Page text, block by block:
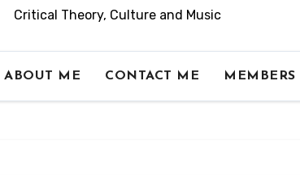
Critical Theory, Culture and Music
ABOUT ME CONTACT ME MEMBERS